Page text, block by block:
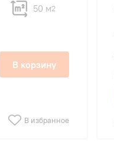
50 м2
В корзину
В избранное